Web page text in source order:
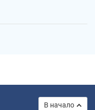
В начало